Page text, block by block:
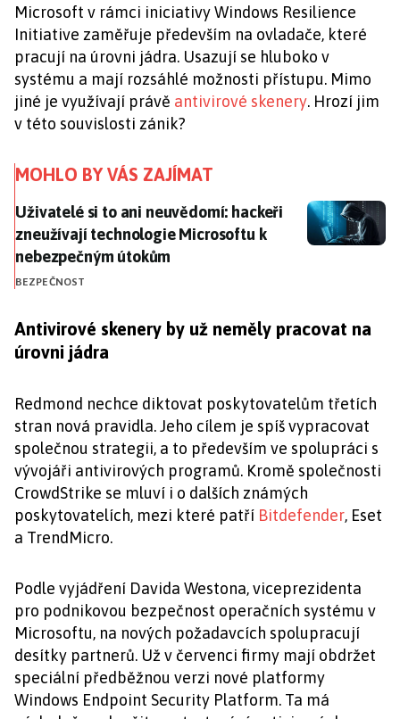
Microsoft v rámci iniciativy Windows Resilience
Initiative zaměřuje především na ovladače, které
pracují na úrovni jádra. Usazují se hluboko v
systému a mají rozsáhlé možnosti přístupu. Mimo
jiné je využívají právě antivirové skenery. Hrozí jim
v této souvislosti zánik?
MOHLO BY VÁS ZAJÍMAT
Uživatelé si to ani neuvědomí: hackeři zneužívají
Uživatelé si to ani neuvědomí: hackeři
zneužívají technologie Microsoftu k
nebezpečným útokům
BEZPEČNOST
Antivirové skenery by už neměly pracovat na
úrovni jádra
Redmond nechce diktovat poskytovatelům třetích
stran nová pravidla. Jeho cílem je spíš vypracovat
společnou strategii, a to především ve spolupráci s
vývojáři antivirových programů. Kromě společnosti
CrowdStrike se mluví i o dalších známých
poskytovatelích, mezi které patří Bitdefender, Eset
a TrendMicro.
Podle vyjádření Davida Westona, viceprezidenta
pro podnikovou bezpečnost operačních systému v
Microsoftu, na nových požadavcích spolupracují
desítky partnerů. Už v červenci firmy mají obdržet
speciální předběžnou verzi nové platformy
Windows Endpoint Security Platform. Ta má